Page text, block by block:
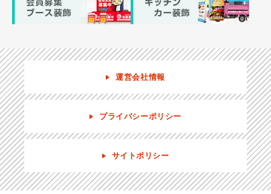
運営会社情報
プライバシーポリシー
サイトポリシー